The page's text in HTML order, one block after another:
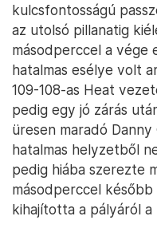
kulcsfontosságú
az utolsó pillanatig
másodperccel a vége
hatalmas esélye volt
109-108-as Heat
pedig egy jó zárás
üresen maradó
hatalmas helyzetből
pedig hiába szerezte
másodperccel
kihajította a pályáról a